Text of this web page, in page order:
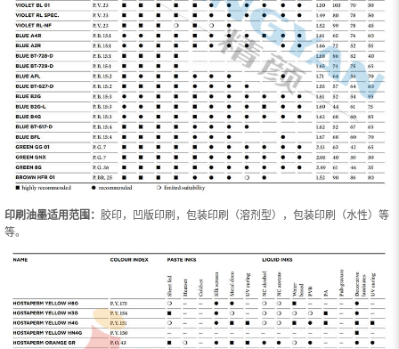
印刷油墨适用范围： 胶印，凹版印刷，包装印刷（溶剂型），包装印刷（水性）等
等。